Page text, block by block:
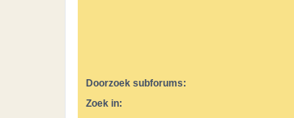
Doorzoek subforums:
Zoek in: